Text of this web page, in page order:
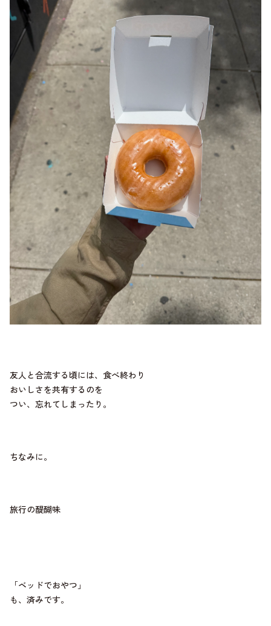
友人と合流する頃には、食べ終わり
おいしさを共有するのを
つい、忘れてしまったり。
ちなみに。
旅行の醍醐味
「ベッドでおやつ」
も、済みです。